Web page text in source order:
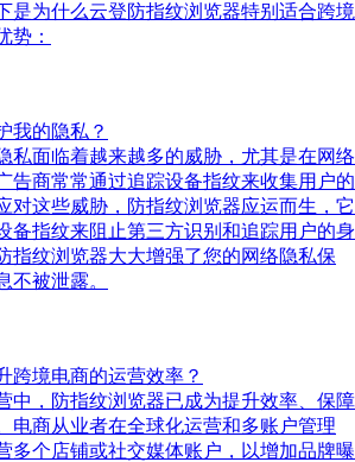
是为什么云登防指纹浏览器特别适合跨境
势：
我的隐私？
私面临着越来越多的威胁，尤其是在网络
告商常常通过追踪设备指纹来收集用户的
对这些威胁，防指纹浏览器应运而生，它
备指纹来阻止第三方识别和追踪用户的身
指纹浏览器大大增强了您的网络隐私保
不被泄露。
跨境电商的运营效率？
中，防指纹浏览器已成为提升效率、保障
电商从业者在全球化运营和多账户管理
多个店铺或社交媒体账户，以增加品牌曝